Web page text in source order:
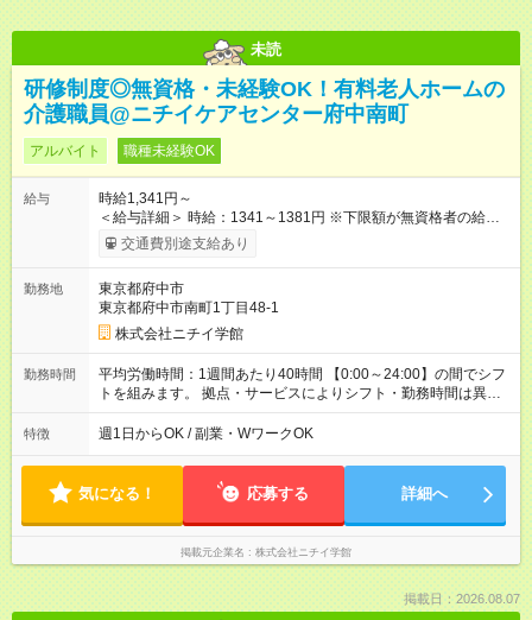
未読
研修制度◎無資格・未経験OK！有料老人ホームの
介護職員@ニチイケアセンター府中南町
アルバイト 職種未経験OK
給与
時給1,341円～
＜給与詳細＞ 時給：1341～1381円 ※下限額が無資格者の給与
です。 【試用期間】試用期間あり 試用期間の長さ：3ヶ月 雇用
形態、給与は本採用時と同じです。
交通費別途支給あり
勤務地
東京都府中市
東京都府中市南町1丁目48-1
株式会社ニチイ学館
勤務時間
平均労働時間：1週間あたり40時間 【0:00～24:00】の間でシフ
トを組みます。 拠点・サービスによりシフト・勤務時間は異な
ります。 ＜シフト例＞ 早番：7:30～16:30 日勤：9:00～18:00
遅番：11:00～20:00 夜勤：16:30～翌9:30 ※上記は一例です。
たり40時間 【0:00～24:00】の間でシフトを組みます。 拠点・
サービスによりシフト・勤務時間は異なります。 ＜シフト例＞
早番：7:30～16:30 日勤：9:00～18:00 遅番：11:00～20:00 夜
勤：16:30～翌9:30 ※上記は一例です。 ※働き方は柔軟にご相談
いただけます。
特徴 週1日からOK / 副業・WワークOK
気になる！ 応募する 詳細へ
掲載元企業名 株式会社ニチイ学館
掲載日：2026.08.07